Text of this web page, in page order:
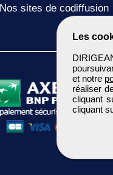
Les
et notre
réaliser
cliquant
cliquant
Nos sites de codiffusion